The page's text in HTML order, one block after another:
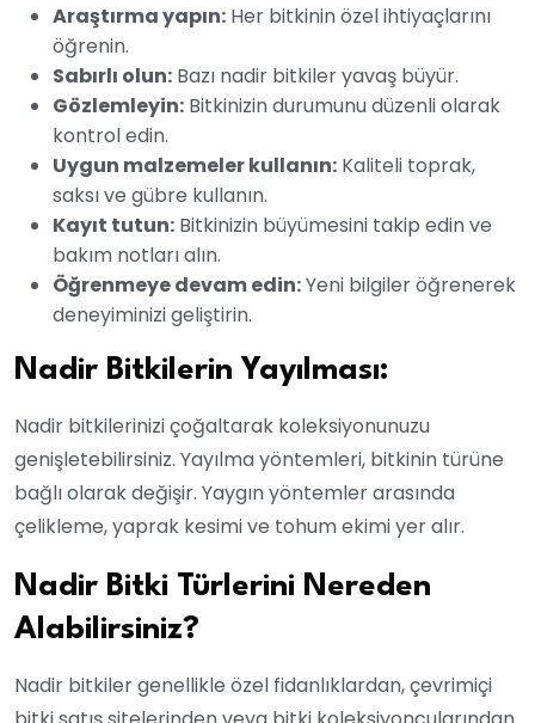
Araştırma yapın: Her bitkinin özel ihtiyaçlarını
öğrenin.
Sabırlı olun: Bazı nadir bitkiler yavaş büyür.
Gözlemleyin: Bitkinizin durumunu düzenli olarak
kontrol edin.
Uygun malzemeler kullanın: Kaliteli toprak,
saksı ve gübre kullanın.
Kayıt tutun: Bitkinizin büyümesini takip edin ve
bakım notları alın.
Öğrenmeye devam edin:Yeni bilgiler öğrenerek
deneyiminizi geliştirin.
Nadir Bitkilerin Yayılması:
Nadir bitkilerinizi çoğaltarak koleksiyonunuzu
genişletebilirsiniz. Yayılma yöntemleri, bitkinin türüne
bağlı olarak değişir. Yaygın yöntemler arasında
çelikleme, yaprak kesimi ve tohum ekimi yer alır.
Nadir Bitki Türlerini Nereden
Alabilirsiniz?
Nadir bitkiler genellikle özel fidanlıklardan, çevrimiçi